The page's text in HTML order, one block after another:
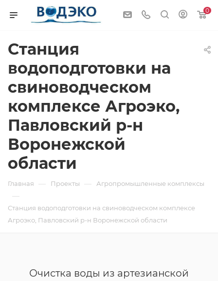
0
Станция
водоподготовки на
свиноводческом
комплексе Агроэко,
Павловский р-н
Воронежской
области
Главная — Проекты — Агропромышленные комплексы
—
Станция водоподготовки на свиноводческом комплексе
Агроэко, Павловский р-н Воронежской области
Очистка воды из артезианской